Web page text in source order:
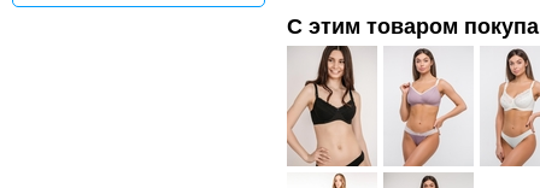
С этим товаром